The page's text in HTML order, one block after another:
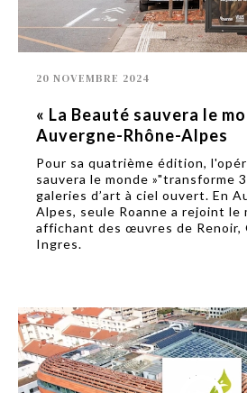
20 NOVEMBRE 2024
« La Beauté sauvera le
Auvergne-Rhône-Alpes
Pour sa quatrième édition,
sauvera le monde »"transforme
galeries d’art à ciel ouvert. En
Alpes, seule Roanne a rejoint le
affichant des œuvres de Renoir,
Ingres.